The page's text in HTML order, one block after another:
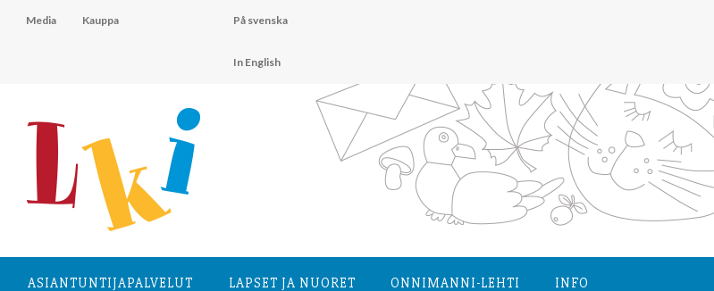
Media Kauppa På svenska
In English
ASIANTUNTIJA­PALVELUT LAPSET JA NUORET ONNIMANNI-LEHTI INFO